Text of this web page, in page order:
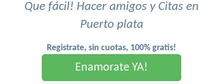
Que fácil! Hacer amigos y Citas en
Puerto plata
Registrate, sin cuotas, 100% gratis!
Enamorate YA!